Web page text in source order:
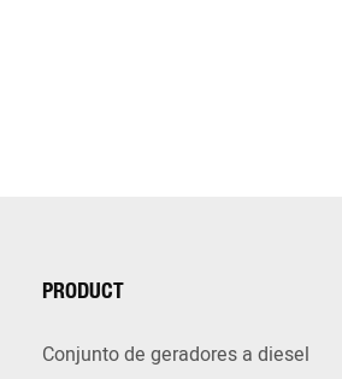
PRODUCT
Conjunto de geradores a diesel